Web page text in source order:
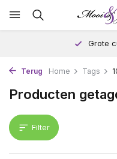
Grote
Terug Home Tags
Producten
Filter